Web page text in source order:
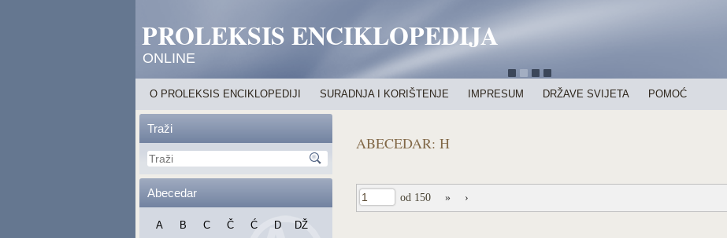
PROLEKSIS ENCIKLOPEDIJA
ONLINE
O PROLEKSIS ENCIKLOPEDIJI SURADNJA I KORIŠTENJE IMPRESUM DRŽAVE SVIJETA POMOĆ
Traži
Abecedar
A B C Č Ć D
DŽ
ABECEDAR: H
od 150 » ›